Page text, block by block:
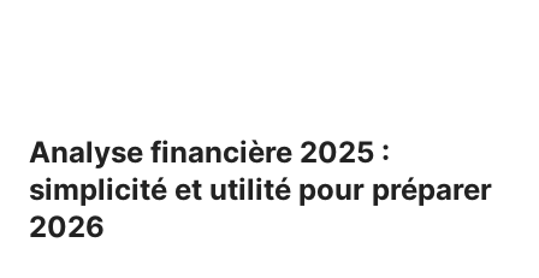
Analyse financière 2025 :
simplicité et utilité pour préparer
2026